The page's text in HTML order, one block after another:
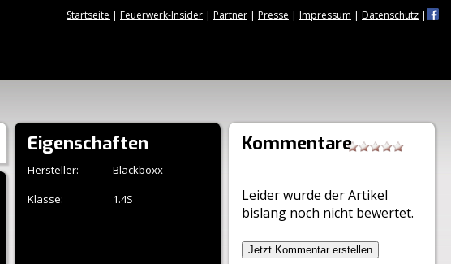
Startseite | Feuerwerk-Insider | Partner | Presse | Impressum | Datenschutz |
Eigenschaften
Hersteller:
Blackboxx
Klasse:
1.4S
Kommentare
Leider wurde der Artikel
bislang noch nicht bewertet.
Jetzt Kommentar erstellen